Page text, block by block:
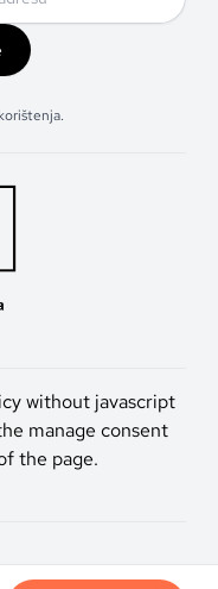
without javascript
manage consent
the page.
pridržana.